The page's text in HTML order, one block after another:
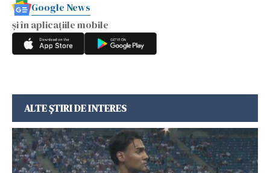
Google News
și în aplicațiile mobile
ALTE ȘTIRI DE INTERES